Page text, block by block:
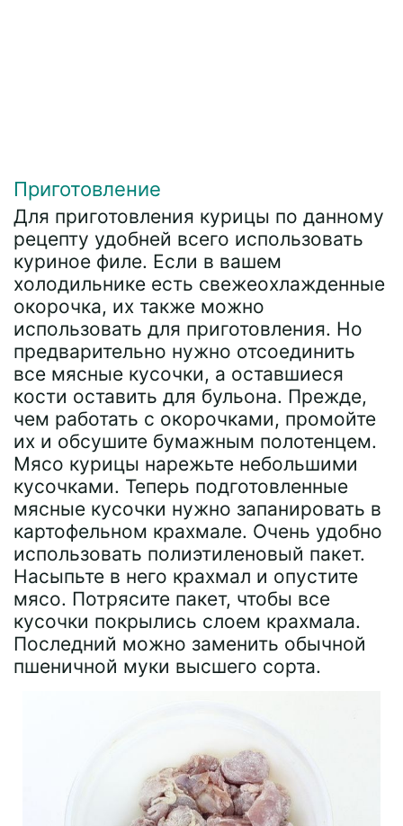
Приготовление
Для приготовления курицы по данному
рецепту удобней всего использовать
куриное филе. Если в вашем
холодильнике есть свежеохлажденные
окорочка, их также можно
использовать для приготовления. Но
предварительно нужно отсоединить
все мясные кусочки, а оставшиеся
кости оставить для бульона. Прежде,
чем работать с окорочками, промойте
их и обсушите бумажным полотенцем.
Мясо курицы нарежьте небольшими
кусочками. Теперь подготовленные
мясные кусочки нужно запанировать в
картофельном крахмале. Очень удобно
использовать полиэтиленовый пакет.
Насыпьте в него крахмал и опустите
мясо. Потрясите пакет, чтобы все
кусочки покрылись слоем крахмала.
Последний можно заменить обычной
пшеничной муки высшего сорта.